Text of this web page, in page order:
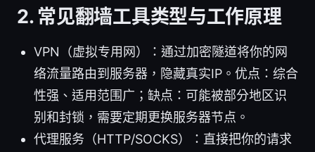
2. 常见翻墙工具类型与工作原理
VPN（虚拟专用网）：通过加密隧道将你的网
络流量路由到服务器，隐藏真实IP。优点：综合
性强、适用范围广；缺点：可能被部分地区识
别和封锁，需要定期更换服务器节点。
代理服务（HTTP/SOCKS）：直接把你的请求